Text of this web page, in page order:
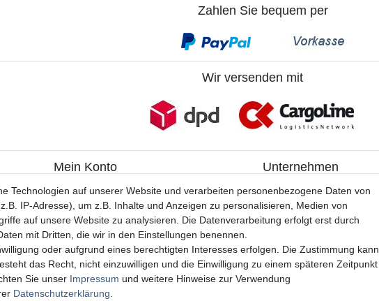
Zahlen Sie bequem per
Wir versenden mit
Mein Konto
> Registrieren
> Login
Unternehmen
> Kontakt
> Datenschutzerklärung
> AGB
Technologien auf unserer Website und verarbeiten personenbezogene Daten von
IP-Adresse), um z.B. Inhalte und Anzeigen zu personalisieren, Medien von
auf unsere Website zu analysieren. Die Datenverarbeitung erfolgt erst durch
mit Dritten, die wir in den Einstellungen benennen.
oder aufgrund eines berechtigten Interesses erfolgen. Die Zustimmung kann
das Recht, nicht einzuwilligen und die Einwilligung zu einem späteren Zeitpunkt
Sie unser Impressum und weitere Hinweise zur Verwendung
Daten­schutz­erklärung